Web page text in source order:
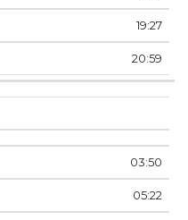
19:27
20:59
03:50
05:22